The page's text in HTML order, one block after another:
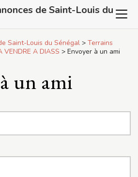
Saint-Louis du Sénégal > Terrains
VENDRE A DIASS > Envoyer à un ami
un ami